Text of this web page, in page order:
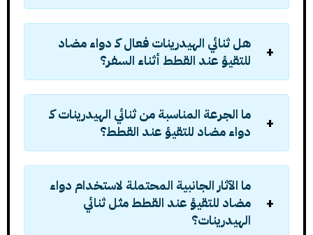
هل ثنائي الهيدرينات فعال كـ دواء مضاد
للتقيؤ عند القطط أثناء السفر؟
ما الجرعة المناسبة من ثنائي الهيدرينات كـ
دواء مضاد للتقيؤ عند القطط؟
ما الآثار الجانبية المحتملة لاستخدام دواء
مضاد للتقيؤ عند القطط مثل ثنائي
الهيدرينات؟